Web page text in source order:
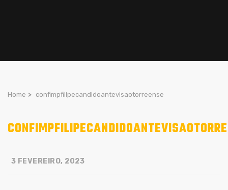
Home > confimpfilipecandidoantevisaotorreense
3 FEVEREIRO, 2023